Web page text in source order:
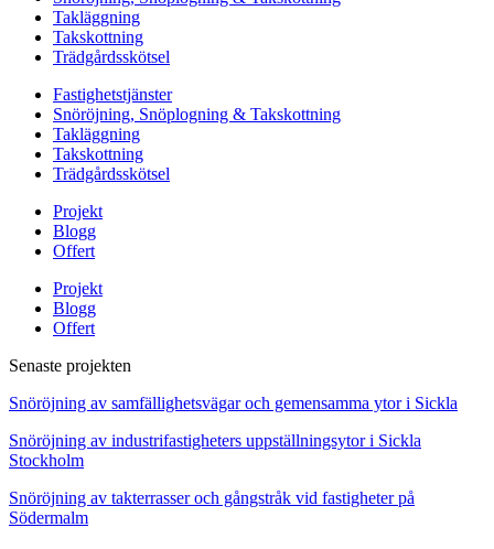
Takläggning
Takskottning
Trädgårdsskötsel
Fastighetstjänster
Snöröjning, Snöplogning & Takskottning
Takläggning
Takskottning
Trädgårdsskötsel
Projekt
Blogg
Offert
Projekt
Blogg
Offert
Senaste projekten
Snöröjning av samfällighetsvägar och gemensamma ytor i Sickla
Snöröjning av industrifastigheters uppställningsytor i Sickla
Stockholm
Snöröjning av takterrasser och gångstråk vid fastigheter på
Södermalm